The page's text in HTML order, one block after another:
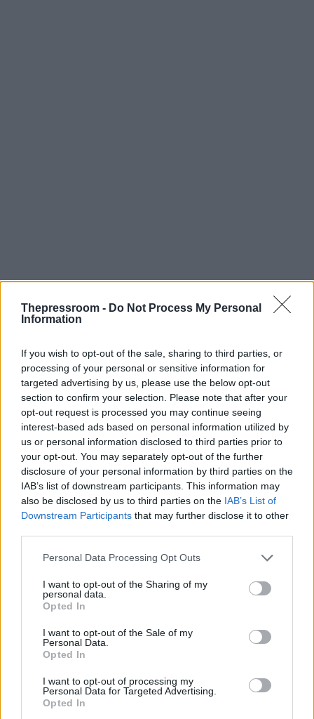
Thepressroom - Do Not Process My Personal
Information
If you wish to opt-out of the sale, sharing to third parties, or
processing of your personal or sensitive information for
targeted advertising by us, please use the below opt-out
section to confirm your selection. Please note that after your
opt-out request is processed you may continue seeing
interest-based ads based on personal information utilized by
us or personal information disclosed to third parties prior to
your opt-out. You may separately opt-out of the further
disclosure of your personal information by third parties on the
IAB’s list of downstream participants. This information may
also be disclosed by us to third parties on the IAB’s List of
Downstream Participants that may further disclose it to other
Please note that this website/app uses one or more Google
not limited to your visit or usage behaviour. You may click to
grant or deny consent to Google and its third-party tags to
use your data for below specified purposes in below Google
consent section.
Personal Data Processing Opt Outs
I want to opt-out of the Sharing of my
personal data.
Opted In
I want to opt-out of the Sale of my
Personal Data.
Opted In
I want to opt-out of processing my
Personal Data for Targeted Advertising.
Opted In
Αμετάβλητη η αμυντική στήριξη παρά τις
πιέσεις του Πεκίνου
Ο επικεφαλής του Στέιτ Ντιπάρτμεντ επεσήμανε
ότι, παρά την εμφανή επιθυμία της κινεζικής
πλευράς για διαφοροποίηση της αμερικανικής
στάσης, οι ΗΠΑ δεν υποχωρούν. Στο πλαίσιο
Δεκέμβριο εγκρίθηκε μια ιστορικών διαστάσεων
αμυντική σύμβαση με την Ταϊβάν, η οποία άγγιξε
τα 11,1 δισεκατομμύρια δολάρια.
Αν και οι Ηνωμένες Πολιτείες δεν διατηρούν
επίσημες διπλωματικές σχέσεις με την Ταϊβάν,
δεσμεύονται από το νομικό τους πλαίσιο να
ισορροπία αυτή παραμένει εξαιρετικά ευαίσθητη,
καθώς η Κίνα διεκδικεί το νησί ως κομμάτι της